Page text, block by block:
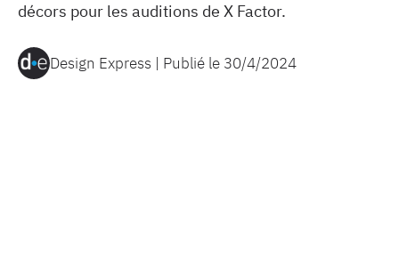
décors pour les auditions de X Factor.
Design Express | Publié le 30/4/2024